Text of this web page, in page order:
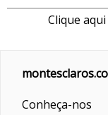
Clique
Conheça-nos